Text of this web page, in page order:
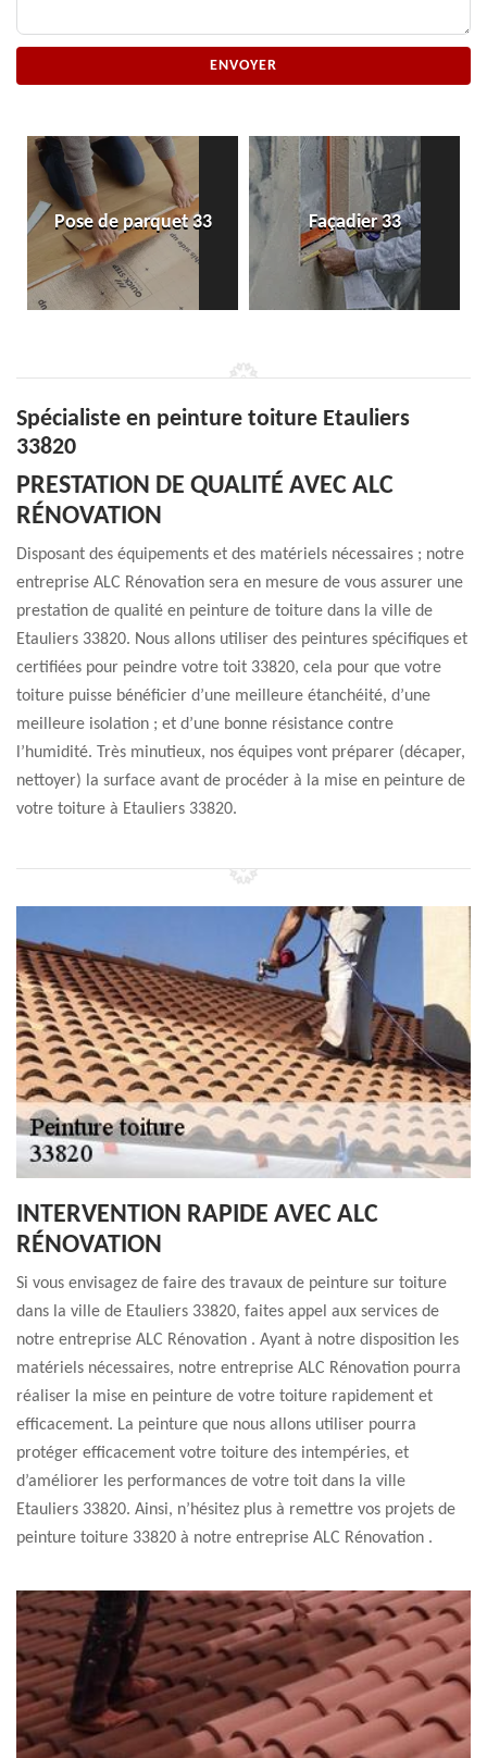
Pose de parquet 33 Façadier 33
Spécialiste en peinture toiture Etauliers
33820
PRESTATION DE QUALITÉ AVEC ALC
RÉNOVATION
Disposant des équipements et des matériels nécessaires ; notre
entreprise ALC Rénovation sera en mesure de vous assurer une
prestation de qualité en peinture de toiture dans la ville de
Etauliers 33820. Nous allons utiliser des peintures spécifiques et
certifiées pour peindre votre toit 33820, cela pour que votre
toiture puisse bénéficier d’une meilleure étanchéité, d’une
meilleure isolation ; et d’une bonne résistance contre
l’humidité. Très minutieux, nos équipes vont préparer (décaper,
nettoyer) la surface avant de procéder à la mise en peinture de
votre toiture à Etauliers 33820.
INTERVENTION RAPIDE AVEC ALC
RÉNOVATION
Si vous envisagez de faire des travaux de peinture sur toiture
dans la ville de Etauliers 33820, faites appel aux services de
notre entreprise ALC Rénovation . Ayant à notre disposition les
matériels nécessaires, notre entreprise ALC Rénovation pourra
réaliser la mise en peinture de votre toiture rapidement et
efficacement. La peinture que nous allons utiliser pourra
protéger efficacement votre toiture des intempéries, et
d’améliorer les performances de votre toit dans la ville
Etauliers 33820. Ainsi, n’hésitez plus à remettre vos projets de
peinture toiture 33820 à notre entreprise ALC Rénovation .